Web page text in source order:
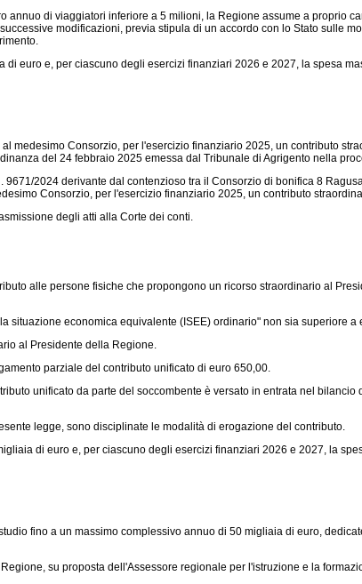
di viaggiatori inferiore a 5 milioni, la Regione assume a proprio
modificazioni, previa stipula di un accordo con lo Stato sulle
euro e, per ciascuno degli esercizi finanziari 2026 e 2027, la spesa
Consorzio, per l'esercizio finanziario 2025, un contributo
del 24 febbraio 2025 emessa dal Tribunale di Agrigento nella
2024 derivante dal contenzioso tra il Consorzio di bonifica 8
Consorzio, per l'esercizio finanziario 2025, un contributo
degli atti alla Corte dei conti.
alle persone fisiche che propongono un ricorso straordinario al
situazione economica equivalente (ISEE) ordinario" non sia superiore a
al Presidente della Regione.
parziale del contributo unificato di euro 650,00.
unificato da parte del soccombente è versato in entrata nel
legge, sono disciplinate le modalità di erogazione del contributo.
di euro e, per ciascuno degli esercizi finanziari 2026 e 2027, la
fino a un massimo complessivo annuo di 50 migliaia di euro,
su proposta dell'Assessore regionale per l'istruzione e la